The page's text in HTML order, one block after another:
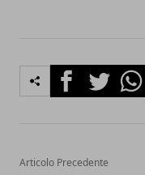
FacebookTwitter
Articolo Precedente